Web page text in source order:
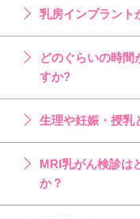
乳房インプラント
どのぐらいの時間
すか?
生理や妊娠・授乳
MRI乳がん検診は
か？